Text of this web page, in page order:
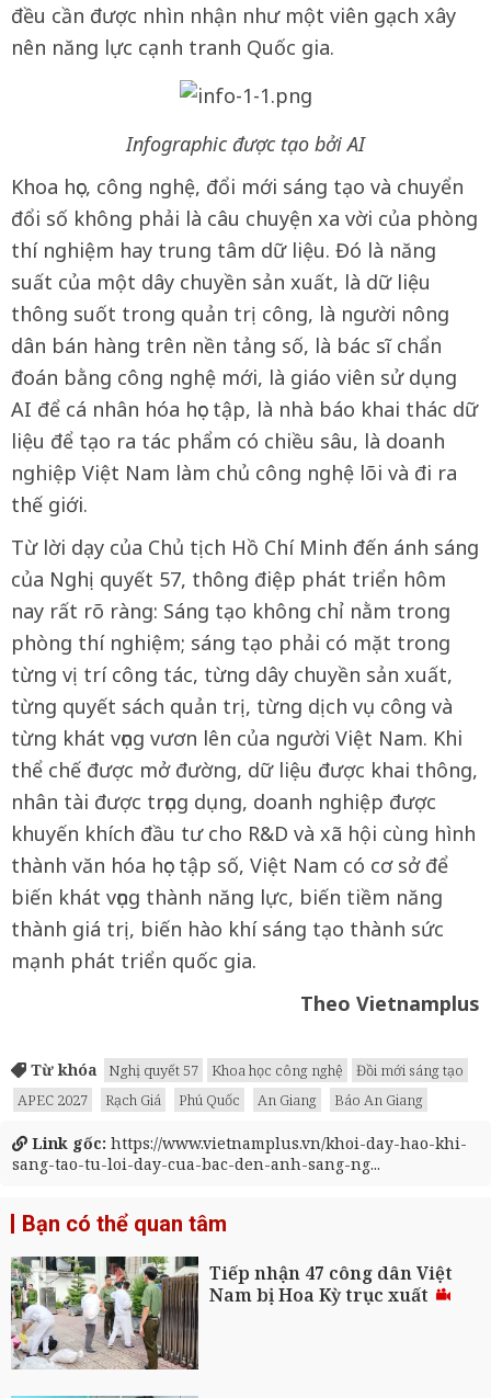
đều cần được nhìn nhận như một viên gạch xây
nên năng lực cạnh tranh Quốc gia.
Infographic được tạo bởi AI
Khoa học, công nghệ, đổi mới sáng tạo và chuyển
đổi số không phải là câu chuyện xa vời của phòng
thí nghiệm hay trung tâm dữ liệu. Đó là năng
suất của một dây chuyền sản xuất, là dữ liệu
thông suốt trong quản trị công, là người nông
dân bán hàng trên nền tảng số, là bác sĩ chẩn
đoán bằng công nghệ mới, là giáo viên sử dụng
AI để cá nhân hóa học tập, là nhà báo khai thác dữ
liệu để tạo ra tác phẩm có chiều sâu, là doanh
nghiệp Việt Nam làm chủ công nghệ lõi và đi ra
thế giới.
Từ lời dạy của Chủ tịch Hồ Chí Minh đến ánh sáng
của Nghị quyết 57, thông điệp phát triển hôm
nay rất rõ ràng: Sáng tạo không chỉ nằm trong
phòng thí nghiệm; sáng tạo phải có mặt trong
từng vị trí công tác, từng dây chuyền sản xuất,
từng quyết sách quản trị, từng dịch vụ công và
từng khát vọng vươn lên của người Việt Nam. Khi
thể chế được mở đường, dữ liệu được khai thông,
nhân tài được trọng dụng, doanh nghiệp được
khuyến khích đầu tư cho R&D và xã hội cùng hình
thành văn hóa học tập số, Việt Nam có cơ sở để
biến khát vọng thành năng lực, biến tiềm năng
thành giá trị, biến hào khí sáng tạo thành sức
mạnh phát triển quốc gia.​
Theo Vietnamplus
Từ khóa Nghị quyết 57 Khoa học công nghệ
Đồi mới sáng tạo
APEC 2027
Rạch Giá Phú Quốc An Giang Báo An Giang
Link gốc: https://www.vietnamplus.vn/khoi-day-hao-khi-
sang-tao-tu-loi-day-cua-bac-den-anh-sang-ng...
Bạn có thể quan tâm
Tiếp nhận 47 công dân Việt
Nam bị Hoa Kỳ trục xuất